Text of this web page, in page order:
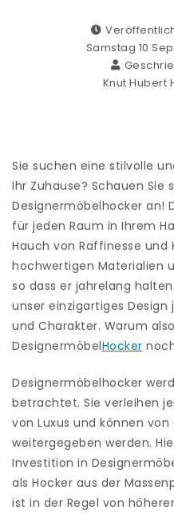
Samstag 10
Knut Hubert
Sie suchen eine stilvolle
Ihr Zuhause? Schauen Sie
Designermöbelhocker an!
für jeden Raum in Ihrem
Hauch von Raffinesse und
hochwertigen Materialien
so dass er jahrelang
unser einzigartiges Design
und Charakter. Warum
DesignermöbelHocker
Designermöbelhocker
betrachtet. Sie verleihen
von Luxus und können
weitergegeben werden.
Investition in
als Hocker aus der
ist in der Regel von